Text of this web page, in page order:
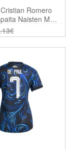
Romero
Naisten MM-